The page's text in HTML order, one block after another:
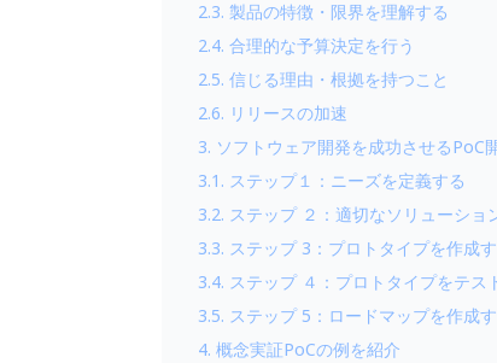
2.3. 製品の特徴・限界を理解する
2.4. 合理的な予算決定を行う
2.5. 信じる理由・根拠を持つこと
2.6. リリースの加速
3. ソフトウェア開発を成功させるPoC
3.1. ステップ１：ニーズを定義する
3.2. ステップ ２：適切なソリューショ
3.3. ステップ 3：プロトタイプを作成
3.4. ステップ ４：プロトタイプをテ
3.5. ステップ 5：ロードマップを作成
4. 概念実証PoCの例を紹介